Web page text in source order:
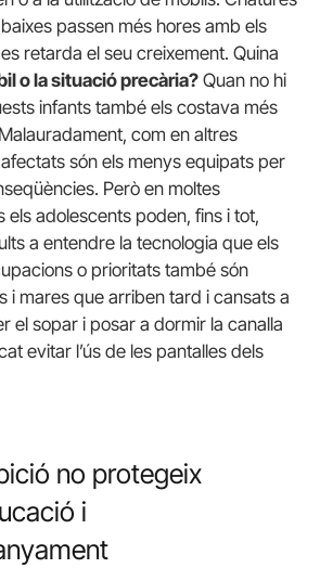
passen més hores amb els
retarda el seu creixement. Quina
o la situació precària? Quan no hi
infants també els costava més
com en altres
són els menys equipats per
Però en moltes
els adolescents poden, fins i tot,
a entendre la tecnologia que els
o prioritats també són
i mares que arriben tard i cansats a
el sopar i posar a dormir la canalla
evitar l’ús de les pantalles dels
no protegeix
i